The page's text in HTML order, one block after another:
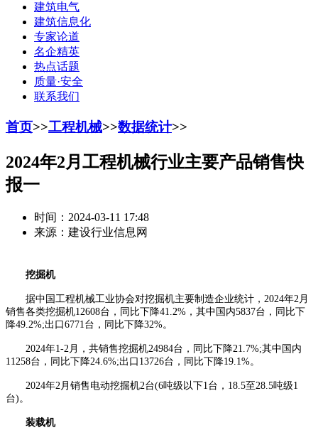
建筑电气
建筑信息化
专家论道
名企精英
热点话题
质量·安全
联系我们
首页>>工程机械>>数据统计>>
2024年2月工程机械行业主要产品销售快
报一
时间：2024-03-11 17:48
来源：建设行业信息网
挖掘机
据中国工程机械工业协会对挖掘机主要制造企业统计，2024年2月
销售各类挖掘机12608台，同比下降41.2%，其中国内5837台，同比下
降49.2%;出口6771台，同比下降32%。
2024年1-2月，共销售挖掘机24984台，同比下降21.7%;其中国内
11258台，同比下降24.6%;出口13726台，同比下降19.1%。
2024年2月销售电动挖掘机2台(6吨级以下1台，18.5至28.5吨级1
台)。
装载机